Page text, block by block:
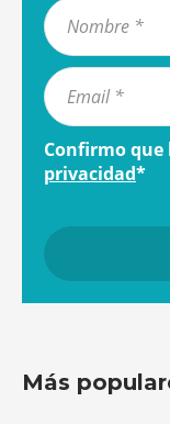
Confirmo que
privacidad*
Más